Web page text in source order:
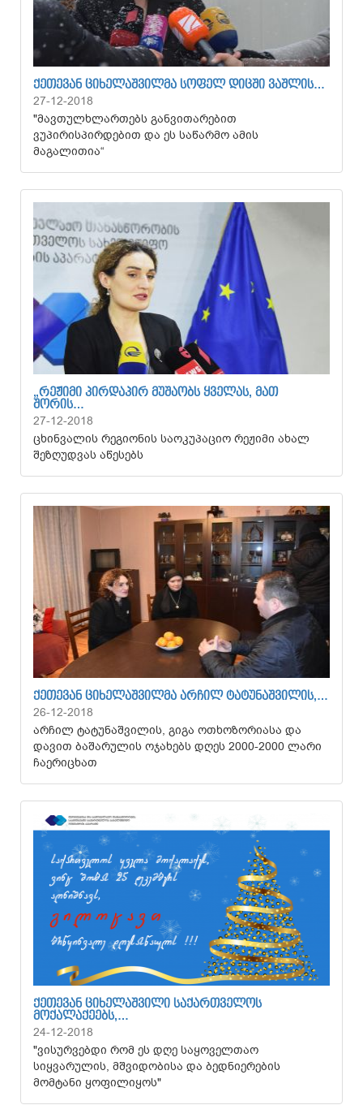
ᲥᲔᲗᲔᲕᲐᲜ ᲪᲘᲮᲔᲚᲐᲨᲕᲘᲚᲛᲐ ᲡᲝᲤᲔᲚ ᲓᲘᲪᲨᲘ ᲕᲐᲨᲚᲘᲡ…
27-12-2018
"მავთულხლართებს განვითარებით
ვუპირისპირდებით და ეს საწარმო ამის
მაგალითია“
„ᲠᲔᲟᲘᲛᲘ ᲞᲘᲠᲓᲐᲞᲘᲠ ᲛᲣᲨᲐᲝᲑᲡ ᲧᲕᲔᲚᲐᲡ, ᲛᲐᲗ
ᲨᲝᲠᲘᲡ…
27-12-2018
ცხინვალის რეგიონის საოკუპაციო რეჟიმი ახალ
შეზღუდვას აწესებს
ᲥᲔᲗᲔᲕᲐᲜ ᲪᲘᲮᲔᲚᲐᲨᲕᲘᲚᲛᲐ ᲐᲠᲩᲘᲚ ᲢᲐᲢᲣᲜᲐᲨᲕᲘᲚᲘᲡ,…
26-12-2018
არჩილ ტატუნაშვილის, გიგა ოთხოზორიასა და
დავით ბაშარულის ოჯახებს დღეს 2000-2000 ლარი
ჩაერიცხათ
ᲥᲔᲗᲔᲕᲐᲜ ᲪᲘᲮᲔᲚᲐᲨᲕᲘᲚᲘ ᲡᲐᲥᲐᲠᲗᲕᲔᲚᲝᲡ
ᲛᲝᲥᲐᲚᲐᲥᲔᲔᲑᲡ,…
24-12-2018
"ვისურვებდი რომ ეს დღე საყოველთაო
სიყვარულის, მშვიდობისა და ბედნიერების
მომტანი ყოფილიყოს"